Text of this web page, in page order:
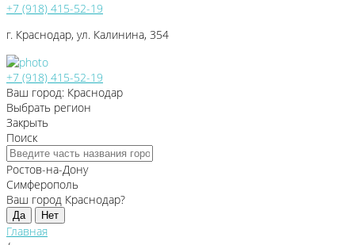
+7 (918) 415-52-19
г. Краснодар, ул. Калинина, 354
+7 (918) 415-52-19
Ваш город: Краснодар
Выбрать регион
Закрыть
Поиск
Ростов-на-Дону
Симферополь
Ваш город Краснодар?
Да Нет
Главная